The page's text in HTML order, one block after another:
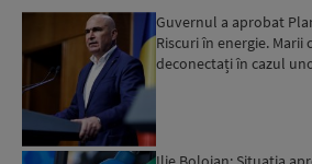
Guvernul a aprobat
Riscuri în energie.
deconectați în cazul